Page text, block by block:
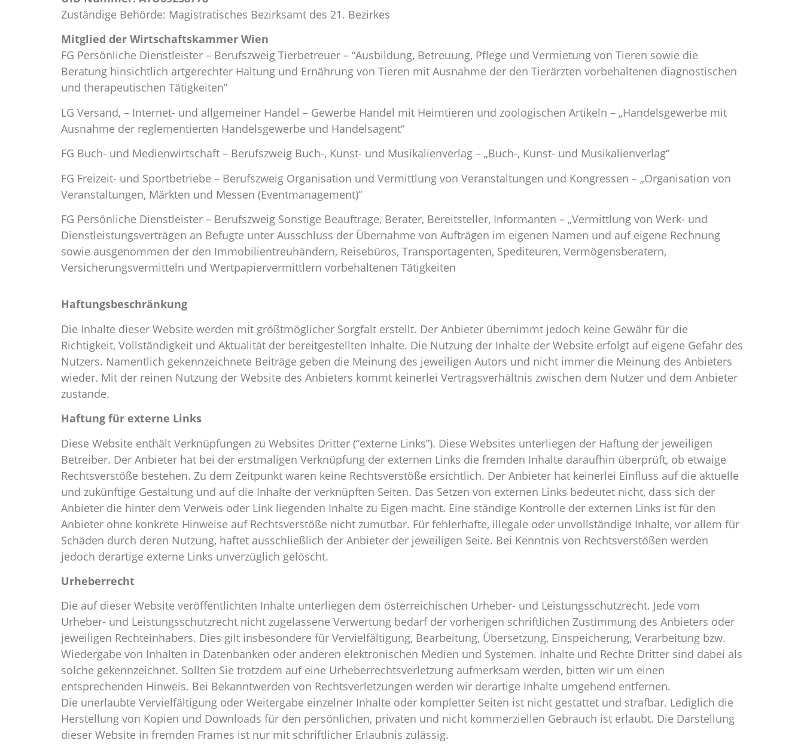
Zuständige Behörde: Magistratisches Bezirksamt des 21. Bezirkes
Mitglied der Wirtschaftskammer Wien
FG Persönliche Dienstleister – Berufszweig Tierbetreuer – “Ausbildung, Betreuung, Pflege und Vermietung von Tieren sowie die
Beratung hinsichtlich artgerechter Haltung und Ernährung von Tieren mit Ausnahme der den Tierärzten vorbehaltenen diagnostischen
und therapeutischen Tätigkeiten”
LG Versand, – Internet- und allgemeiner Handel – Gewerbe Handel mit Heimtieren und zoologischen Artikeln – „Handelsgewerbe mit
Ausnahme der reglementierten Handelsgewerbe und Handelsagent“
FG Buch- und Medienwirtschaft – Berufszweig Buch-, Kunst- und Musikalienverlag – „Buch-, Kunst- und Musikalienverlag“
FG Freizeit- und Sportbetriebe – Berufszweig Organisation und Vermittlung von Veranstaltungen und Kongressen – „Organisation von
Veranstaltungen, Märkten und Messen (Eventmanagement)“
FG Persönliche Dienstleister – Berufszweig Sonstige Beauftrage, Berater, Bereitsteller, Informanten – „Vermittlung von Werk- und
Dienstleistungsverträgen an Befugte unter Ausschluss der Übernahme von Aufträgen im eigenen Namen und auf eigene Rechnung
sowie ausgenommen der den Immobilientreuhändern, Reisebüros, Transportagenten, Spediteuren, Vermögensberatern,
Versicherungsvermitteln und Wertpapiervermittlern vorbehaltenen Tätigkeiten
Haftungsbeschränkung
Die Inhalte dieser Website werden mit größtmöglicher Sorgfalt erstellt. Der Anbieter übernimmt jedoch keine Gewähr für die
Richtigkeit, Vollständigkeit und Aktualität der bereitgestellten Inhalte. Die Nutzung der Inhalte der Website erfolgt auf eigene Gefahr des
Nutzers. Namentlich gekennzeichnete Beiträge geben die Meinung des jeweiligen Autors und nicht immer die Meinung des Anbieters
wieder. Mit der reinen Nutzung der Website des Anbieters kommt keinerlei Vertragsverhältnis zwischen dem Nutzer und dem Anbieter
zustande.
Haftung für externe Links
Diese Website enthält Verknüpfungen zu Websites Dritter (“externe Links”). Diese Websites unterliegen der Haftung der jeweiligen
Betreiber. Der Anbieter hat bei der erstmaligen Verknüpfung der externen Links die fremden Inhalte daraufhin überprüft, ob etwaige
Rechtsverstöße bestehen. Zu dem Zeitpunkt waren keine Rechtsverstöße ersichtlich. Der Anbieter hat keinerlei Einfluss auf die aktuelle
und zukünftige Gestaltung und auf die Inhalte der verknüpften Seiten. Das Setzen von externen Links bedeutet nicht, dass sich der
Anbieter die hinter dem Verweis oder Link liegenden Inhalte zu Eigen macht. Eine ständige Kontrolle der externen Links ist für den
Anbieter ohne konkrete Hinweise auf Rechtsverstöße nicht zumutbar. Für fehlerhafte, illegale oder unvollständige Inhalte, vor allem für
Schäden durch deren Nutzung, haftet ausschließlich der Anbieter der jeweiligen Seite. Bei Kenntnis von Rechtsverstößen werden
jedoch derartige externe Links unverzüglich gelöscht.
Urheberrecht
Die auf dieser Website veröffentlichten Inhalte unterliegen dem österreichischen Urheber- und Leistungsschutzrecht. Jede vom
Urheber- und Leistungsschutzrecht nicht zugelassene Verwertung bedarf der vorherigen schriftlichen Zustimmung des Anbieters oder
jeweiligen Rechteinhabers. Dies gilt insbesondere für Vervielfältigung, Bearbeitung, Übersetzung, Einspeicherung, Verarbeitung bzw.
Wiedergabe von Inhalten in Datenbanken oder anderen elektronischen Medien und Systemen. Inhalte und Rechte Dritter sind dabei als
solche gekennzeichnet. Sollten Sie trotzdem auf eine Urheberrechtsverletzung aufmerksam werden, bitten wir um einen
entsprechenden Hinweis. Bei Bekanntwerden von Rechtsverletzungen werden wir derartige Inhalte umgehend entfernen.
Die unerlaubte Vervielfältigung oder Weitergabe einzelner Inhalte oder kompletter Seiten ist nicht gestattet und strafbar. Lediglich die
Herstellung von Kopien und Downloads für den persönlichen, privaten und nicht kommerziellen Gebrauch ist erlaubt. Die Darstellung
dieser Website in fremden Frames ist nur mit schriftlicher Erlaubnis zulässig.